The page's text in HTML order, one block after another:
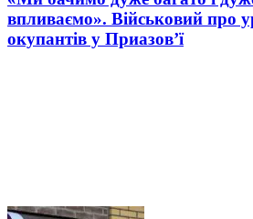
впливаємо». Військовий про
окупантів у Приазов’ї